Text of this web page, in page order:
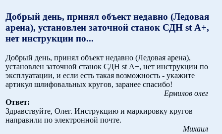
Добрый день, принял объект недавно (Ледовая
арена), установлен заточной станок СДН st А+,
нет инструкции по...
Добрый день, принял объект недавно (Ледовая арена),
установлен заточной станок СДН st А+, нет инструкции по
эксплуатации, и если есть такая возможность - укажите
артикул шлифовальных кругов, заранее спасибо!
Ермилов олег
Ответ:
Здравствуйте, Олег. Инструкцию и маркировку кругов
направили по электронной почте.
Михаил